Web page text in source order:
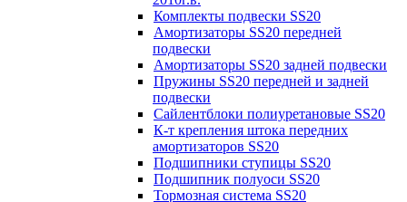
Комплекты подвески SS20
Амортизаторы SS20 передней
подвески
Амортизаторы SS20 задней подвески
Пружины SS20 передней и задней
подвески
Сайлентблоки полиуретановые SS20
К-т крепления штока передних
амортизаторов SS20
Подшипники ступицы SS20
Подшипник полуоси SS20
Тормозная система SS20